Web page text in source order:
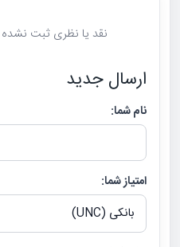
نقد یا نظری ثبت
ارسال جدید
نام شما:
امتیاز شما: